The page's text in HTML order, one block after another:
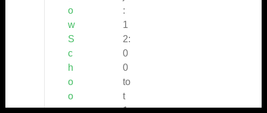
o
w
S
c
h
o
o
n
:
1
2:
0
0
to
t
1